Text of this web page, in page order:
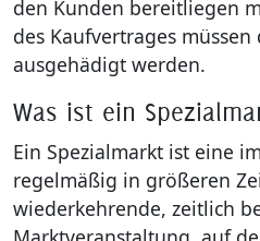
den Kunden bereitliegen
des Kaufvertrages
ausgehädigt werden.
Was ist ein
Ein Spezialmarkt ist eine
regelmäßig in größeren
wiederkehrende, zeitlich